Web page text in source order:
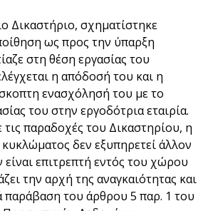
Δικαστήριο, σχηματίστηκε
ως προς την ύπαρξη
στη θέση εργασίας του
η απόδοσή του και η
ενασχόλησή του με το
του στην εργοδότρια εταιρία.
παραδοχές του Δικαστηρίου, η
δεν εξυπηρετεί άλλον
επιτρεπτή εντός του χώρου
την αρχή της αναγκαιότητας και
παράβαση του άρθρου 5 παρ. 1 του